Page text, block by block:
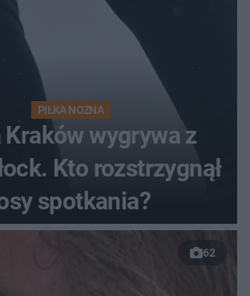
PIŁKA NOŻNA
Kraków wygrywa z
Kto rozstrzygnął
spotkania?
62